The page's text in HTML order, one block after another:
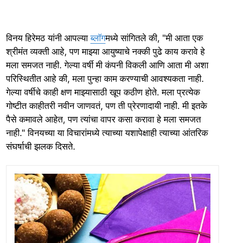
विनय हिरेमठ यांनी आपल्याब्लॉगमध्ये सांगितले की, "मी आता एक
श्रीमंत व्यक्ती आहे, पण माझ्या आयुष्याचे नक्की पुढे काय करावे हे
मला समजत नाही. गेल्या वर्षी मी कंपनी विकली आणि आता मी अशा
परिस्थितीत आहे की, मला पुन्हा काम करण्याची आवश्यकता नाही.
गेल्या वर्षीचे काही क्षण माझ्यासाठी खूप कठीण होते. मला प्रत्येक
गोष्टीत काहीतरी नवीन जाणवतं, पण ती प्रेरणादायी नाही. मी इतके
पैसे कमावले आहेत, पण त्यांचा वापर कसा करावा हे मला समजत
नाही." विनयच्या या विचारांमध्ये त्याच्या यशापेक्षाही त्याच्या आंतरिक
संघर्षाची झलक दिसते.